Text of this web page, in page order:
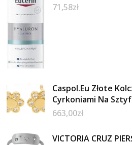
71,58zł
Caspol.Eu Złote
Cyrkoniami Na
663,00zł
VICTORIA CRUZ